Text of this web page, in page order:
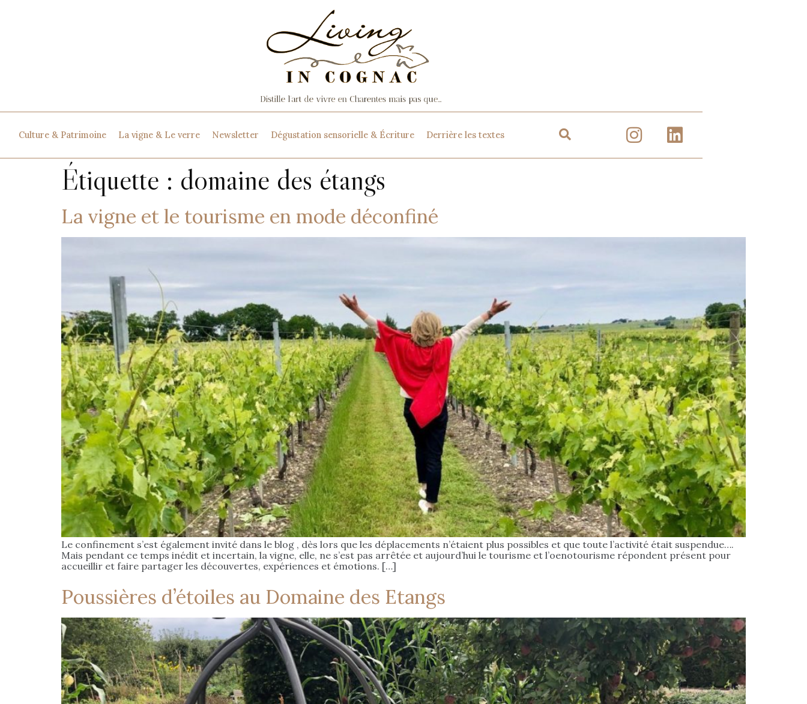
Culture & Patrimoine La vigne & Le verre Newsletter Dégustation sensorielle & Écriture Derrière les textes
Étiquette : domaine des étangs
La vigne et le tourisme en mode déconfiné
Le confinement s’est également invité dans le blog , dès lors que les déplacements n’étaient plus possibles et que toute l’activité était suspendue….
Mais pendant ce temps inédit et incertain, la vigne, elle, ne s’est pas arrêtée et aujourd’hui le tourisme et l’oenotourisme répondent présent pour
accueillir et faire partager les découvertes, expériences et émotions. […]
Poussières d’étoiles au Domaine des Etangs